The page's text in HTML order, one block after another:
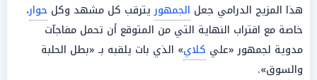
هذا المزيج الدرامي جعل الجمهوريترقب كل مشهد وكل حوار،
خاصة مع اقتراب النهاية التي من المتوقع أن تحمل مفاجآت
مدوية لجمهور «علي كلاي» الذي بات يلقبه بـ «بطل الحلبة
والسوق».